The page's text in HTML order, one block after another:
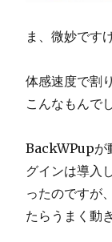
ま、微妙です
体感速度で割
こんなもんで
BackWPupが
グインは導入
ったのですが
たらうまく動